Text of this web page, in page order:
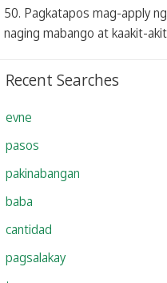
50. Pagkatapos mag-apply
naging mabango at kaakit-
Recent Searches
evne
pasos
pakinabangan
baba
cantidad
pagsalakay